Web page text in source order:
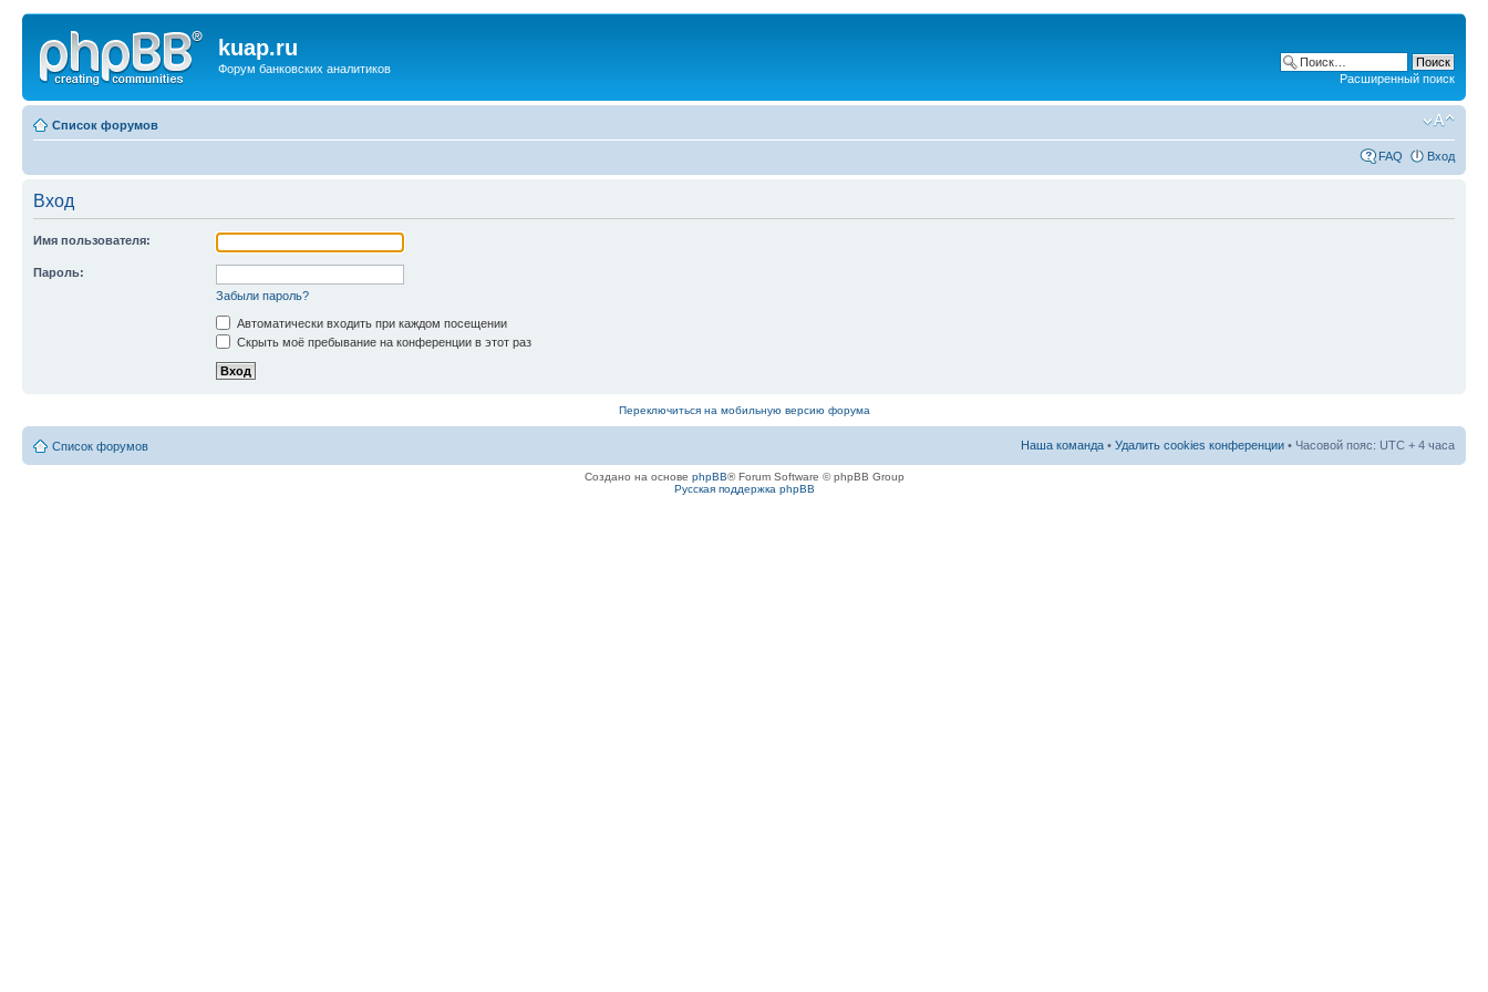
kuap.ru
Форум банковских аналитиков
Расширенный поиск
Список форумов
FAQ Вход
Вход
Имя пользователя:
Пароль:
Забыли пароль?
Автоматически входить при каждом посещении
Скрыть моё пребывание на конференции в этот раз
Переключиться на мобильную версию форума
Список форумов Наша команда • Удалить cookies конференции • Часовой пояс: UTC + 4 часа
Создано на основе phpBB® Forum Software © phpBB Group
Русская поддержка phpBB